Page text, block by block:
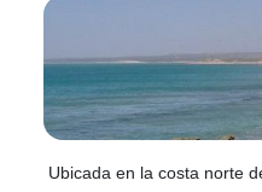
Ubicada en la costa norte